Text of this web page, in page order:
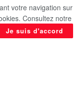
a affirmé
est un
votre navigation sur
Consultez notre
Je suis d'accord